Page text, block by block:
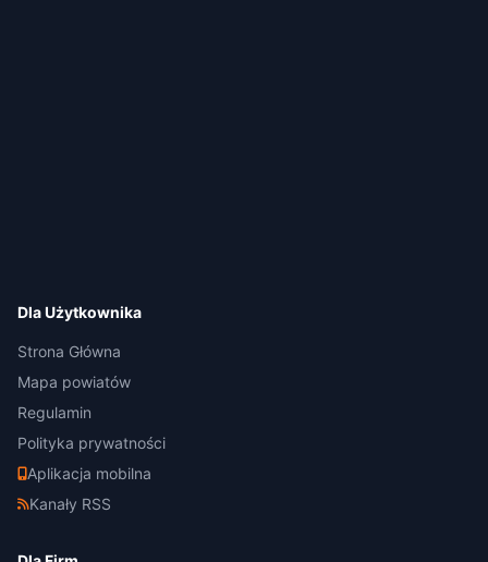
Dla Użytkownika
Strona Główna
Mapa powiatów
Regulamin
Polityka prywatności
Aplikacja mobilna
Kanały RSS